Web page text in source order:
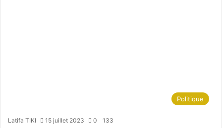
Politique
Latifa TIKI 15 juillet 2023 0 133